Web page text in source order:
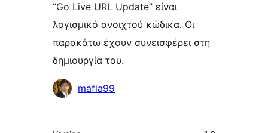
“Go Live URL Update” είναι
λογισμικό ανοιχτού κώδικα. Οι
παρακάτω έχουν συνεισφέρει στη
δημιουργία του.
Συντελεστές
mafia99
Μεταστοιχεία